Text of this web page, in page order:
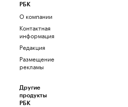
РБК
О компании
Контактная
информация
Редакция
Размещение
рекламы
Другие
продукты
РБК